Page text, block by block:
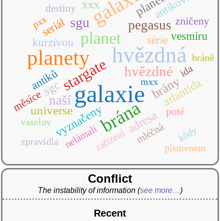
galaxie
hvězdná
planety
brána
planet
stargate hvězdné
sgu
naší
pegasus
brány
adresa
sgc
universe
atlantida
vyznačeny
antiků
kurzívou
seriál
série vesmíru
xxx
měsíce poté
zničeny
destiny
ida
mléčná
nelámalizařízení
bráně
kódy
mxx
pxx
písmenem
vaselov
zpravidla
Conflict
The instability of information (see more…)
Recent